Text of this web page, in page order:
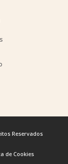
Reservados
de Cookies